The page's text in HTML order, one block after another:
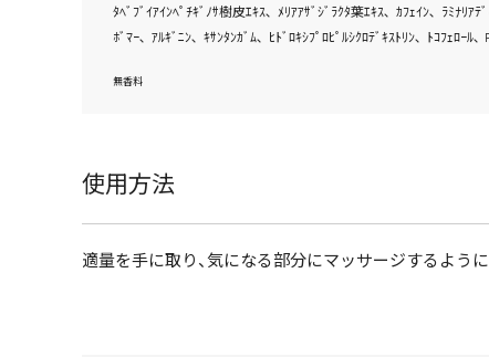
ﾀﾍﾞﾌﾞｲｱｲﾝﾍﾟﾁｷﾞﾉｻ樹皮ｴｷｽ､ ﾒﾘｱｱｻﾞｼﾞﾗｸﾀ葉ｴｷｽ､ ｶﾌｪｲﾝ､ ﾗﾐﾅﾘｱ
ﾎﾞﾏｰ､ ｱﾙｷﾞﾆﾝ､ ｷｻﾝﾀﾝｶﾞﾑ､ ﾋﾄﾞﾛｷｼﾌﾟﾛﾋﾟﾙｼｸﾛﾃﾞｷｽﾄﾘﾝ､ ﾄｺﾌｪﾛｰﾙ
無香料
使用方法
適量を手に取り、気になる部分にマッサージするよう